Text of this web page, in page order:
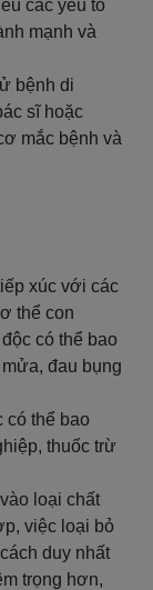
các yếu tố
mạnh và
bệnh di
sĩ hoặc
mắc bệnh và
xúc với các
thể con
có thể bao
đau bụng
có thể bao
thuốc trừ
loại chất
việc loại bỏ
duy nhất
trọng hơn,